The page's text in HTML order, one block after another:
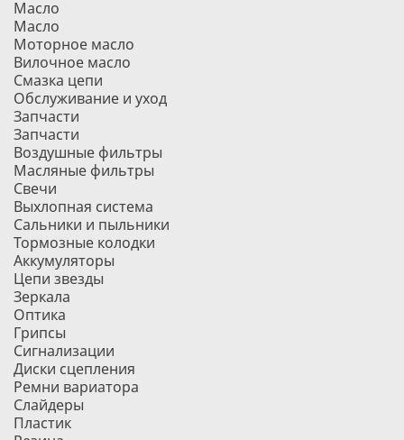
Масло
Масло
Моторное масло
Вилочное масло
Смазка цепи
Обслуживание и уход
Запчасти
Запчасти
Воздушные фильтры
Масляные фильтры
Свечи
Выхлопная система
Сальники и пыльники
Тормозные колодки
Аккумуляторы
Цепи звезды
Зеркала
Оптика
Грипсы
Сигнализации
Диски сцепления
Ремни вариатора
Слайдеры
Пластик